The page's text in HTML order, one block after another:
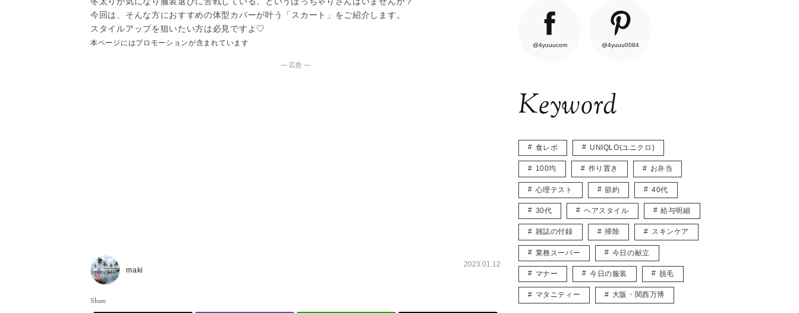
今回は、そんな方におすすめの体型カバーが叶う「スカート」をご紹介します。
スタイルアップを狙いたい方は必見ですよ♡
本ページにはプロモーションが含まれています
― 広告 ―
maki
2023.01.12
Share
@4yuuucom @4yuuu0084
Keyword
食レポ UNIQLO(ユニクロ)
100均 作り置き お弁当
心理テスト 節約 40代
30代 ヘアスタイル 給与明細
雑誌の付録 掃除 スキンケア
業務スーパー 今日の献立
マナー 今日の服装 脱毛
マタニティー 大阪・関西万博